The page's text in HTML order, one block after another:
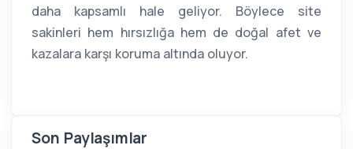
daha kapsamlı hale geliyor. Böylece site
sakinleri hem hırsızlığa hem de doğal afet ve
kazalara karşı koruma altında oluyor.
Son Paylaşımlar